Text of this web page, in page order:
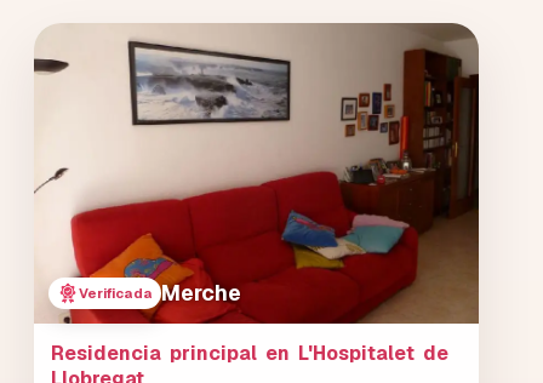
Verificada Merche
Residencia principal en L'Hospitalet de